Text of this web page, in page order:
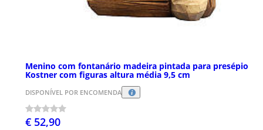
Menino com fontanário madeira pintada para presépio
Kostner com figuras altura média 9,5 cm
DISPONÍVEL POR ENCOMENDA
€ 52,90